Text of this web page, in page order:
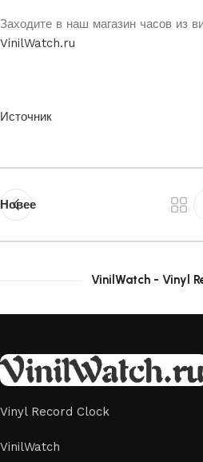
Заходите в наш магазин часов из
VinilWatch.ru
Источник
Новее
VinilWatch - Vinyl
Vinyl Record Clock
VinilWatch